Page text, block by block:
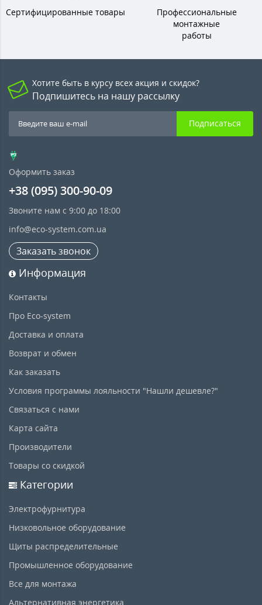
Сертифицированные товары
Профессиональные
монтажные
работы
Хотите быть в курсу всех акция и скидок?
Подпишитесь на нашу рассылку
Подписаться
Оформить заказ
+38 (095) 300-90-09
Звоните нам с 9:00 до 18:00
info@eco-system.com.ua
Заказать звонок
Информация
Контакты
Про Eco-system
Доставка и оплата
Возврат и обмен
Как заказать
Условия программы лояльности "Нашли дешевле?"
Связаться с нами
Карта сайта
Производители
Товары со скидкой
Категории
Электрофурнитура
Низковольное оборудование
Щиты распределительные
Промышленное оборудование
Все для монтажа
Альтернативная энергетика